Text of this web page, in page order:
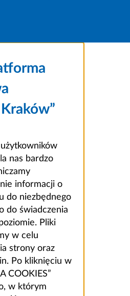
nas bardzo
informacji o
do niezbędnego
do świadczenia
Pliki
w celu
strony oraz
Po kliknięciu w
COOKIES”
w którym